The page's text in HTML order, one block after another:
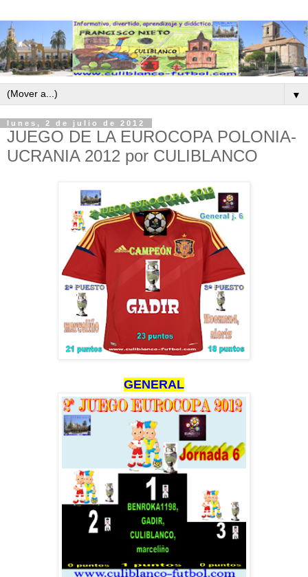
▼
lunes, 2 de julio de 2012
JUEGO DE LA EUROCOPA POLONIA-
UCRANIA 2012 por CULIBLANCO
GENERAL